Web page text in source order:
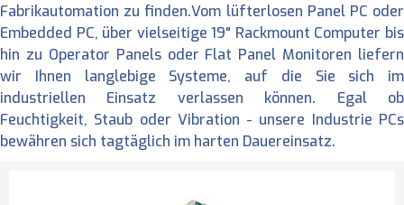
Fabrikautomation zu finden.Vom lüfterlosen Panel PC oder
Embedded PC, über vielseitige 19" Rackmount Computer bis
hin zu Operator Panels oder Flat Panel Monitoren liefern
wir Ihnen langlebige Systeme, auf die Sie sich im
industriellen Einsatz verlassen können. Egal ob
Feuchtigkeit, Staub oder Vibration - unsere Industrie PCs
bewähren sich tagtäglich im harten Dauereinsatz.